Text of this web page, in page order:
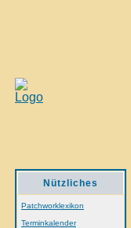
Nützliches
Patchworklexikon
Terminkalender